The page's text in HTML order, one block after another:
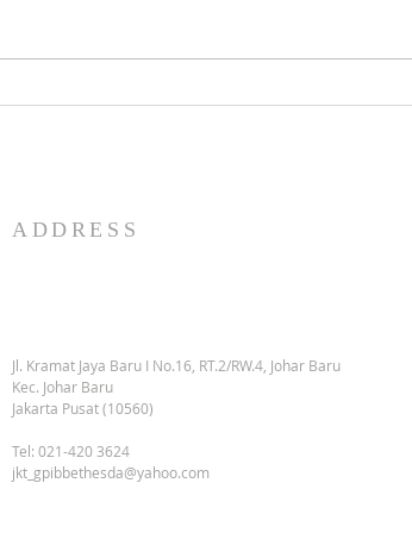
YAPENDIK GPIB - GPIB Bethesda
ADDRESS
Jl. Kramat Jaya Baru I No.16, RT.2/RW.4, Johar Baru
Kec. Johar Baru
Jakarta Pusat (10560)
Tel: 021-420 3624
jkt_gpibbethesda@yahoo.com